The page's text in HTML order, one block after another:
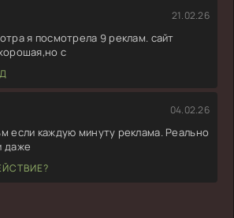
21.02.26
я посмотрела 9 реклам. сайт
с
04.02.26
если каждую минуту реклама. Реально
даже